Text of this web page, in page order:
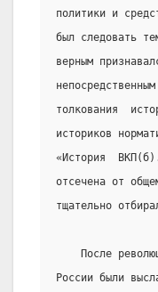
политики и
был следовать
верным
толкования
историков
«История
отсечена от
тщательно
После
России были